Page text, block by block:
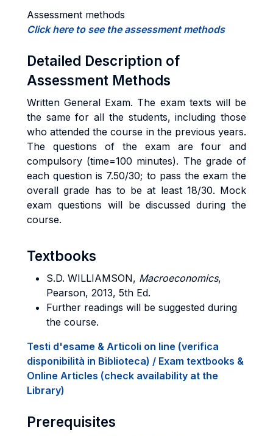
Assessment methods
Click here to see the assessment methods
Detailed Description of
Assessment Methods
Written General Exam. The exam texts will be
the same for all the students, including those
who attended the course in the previous years.
The questions of the exam are four and
compulsory (time=100 minutes). The grade of
each question is 7.50/30; to pass the exam the
overall grade has to be at least 18/30. Mock
exam questions will be discussed during the
course.
Textbooks
S.D. WILLIAMSON, Macroeconomics,
Pearson, 2013, 5th Ed.
Further readings will be suggested during
the course.
Testi d'esame & Articoli on line (verifica
disponibilità in Biblioteca) / Exam textbooks &
Online Articles (check availability at the
Library)
Prerequisites